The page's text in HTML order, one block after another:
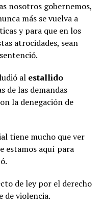
nosotros gobernemos,
más se vuelva a
y para que en los
atrocidades, sean
al estallido
de las demandas
la denegación de
tiene mucho que ver
estamos aquí para
de ley por el derecho
de violencia.